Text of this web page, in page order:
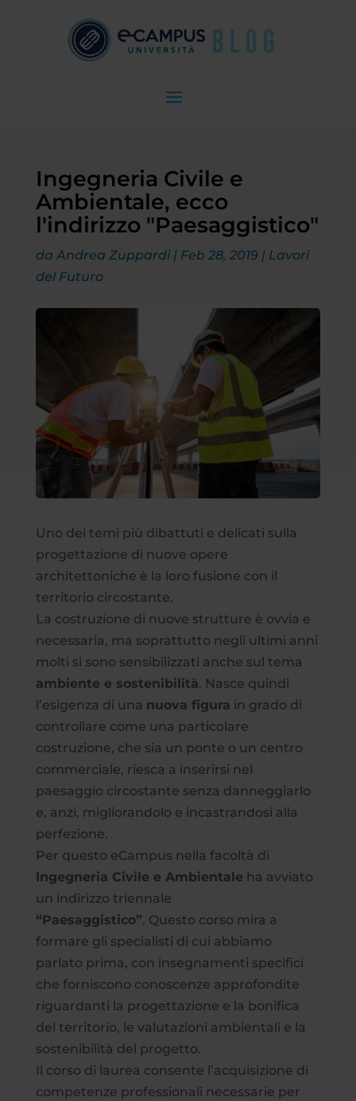
Ingegneria Civile e
Ambientale, ecco
l'indirizzo "Paesaggistico"
daAndrea Zuppardi| Feb 28, 2019| Lavori
del Futuro
Uno dei temi più dibattuti e delicati sulla
progettazione di nuove opere
architettoniche è la loro fusione con il
territorio circostante.
La costruzione di nuove strutture è ovvia e
necessaria, ma soprattutto negli ultimi anni
molti si sono sensibilizzati anche sul tema
ambiente e sostenibilità. Nasce quindi
l’esigenza di una nuova figura in grado di
controllare come una particolare
costruzione, che sia un ponte o un centro
commerciale, riesca a inserirsi nel
paesaggio circostante senza danneggiarlo
e, anzi, migliorandolo e incastrandosi alla
perfezione.
Per questo eCampus nella facoltà di
Ingegneria Civile e Ambientale ha avviato
un indirizzo triennale
“Paesaggistico”. Questo corso mira a
formare gli specialisti di cui abbiamo
parlato prima, con insegnamenti specifici
che forniscono conoscenze approfondite
riguardanti la progettazione e la bonifica
del territorio, le valutazioni ambientali e la
sostenibilità del progetto.
Il corso di laurea consente l’acquisizione di
competenze professionali necessarie per